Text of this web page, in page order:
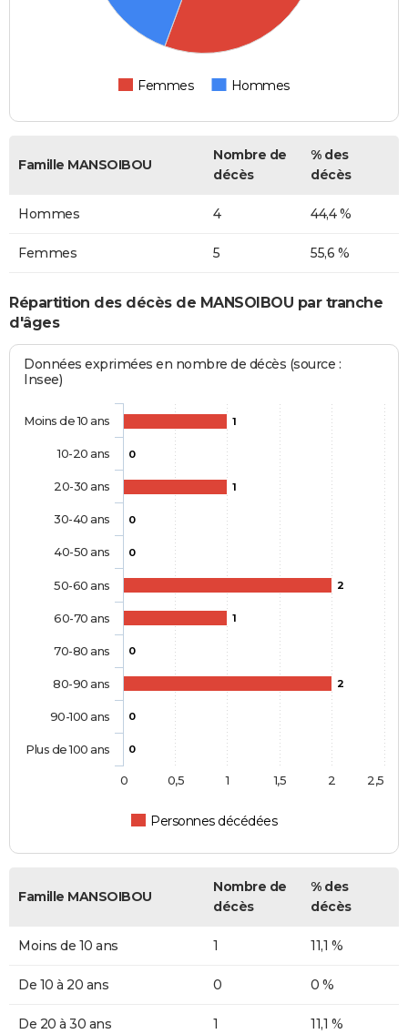
Femmes Hommes
Famille MANSOIBOU
Nombre de
décès
% des
décès
Hommes 4 44,4 %
Femmes 5 55,6 %
Répartition des décès de MANSOIBOU par tranche
d'âges
Données exprimées en nombre de décès (source :
Insee)
1
0
1
0
0
2
1
0
2
0
0
Personnes décédées
Moins de 10 ans
10-20 ans
20-30 ans
30-40 ans
40-50 ans
50-60 ans
60-70 ans
70-80 ans
80-90 ans
90-100 ans
Plus de 100 ans
0 0,5 1 1,5 2 2,5
Famille MANSOIBOU
Nombre de
décès
% des
décès
Moins de 10 ans 1 11,1 %
De 10 à 20 ans 0 0 %
De 20 à 30 ans 1 11,1 %